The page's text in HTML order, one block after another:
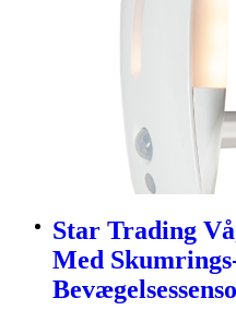
Star Trading
Med